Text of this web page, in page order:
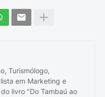
Turismólogo,
em Marketing e
livro "Do Tambaú ao